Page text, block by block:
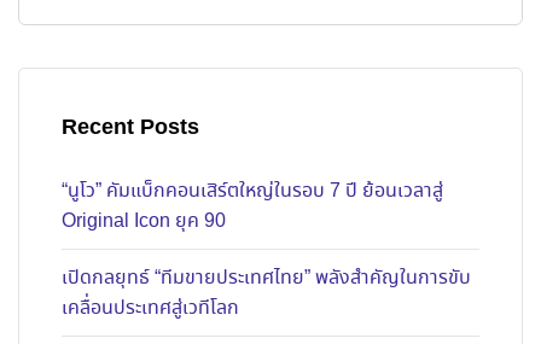
Recent Posts
“นูโว” คัมแบ็กคอนเสิร์ตใหญ่ในรอบ 7 ปี ย้อนเวลาสู่
Original Icon ยุค 90
เปิดกลยุทธ์ “ทีมขายประเทศไทย” พลังสำคัญในการขับ
เคลื่อนประเทศสู่เวทีโลก